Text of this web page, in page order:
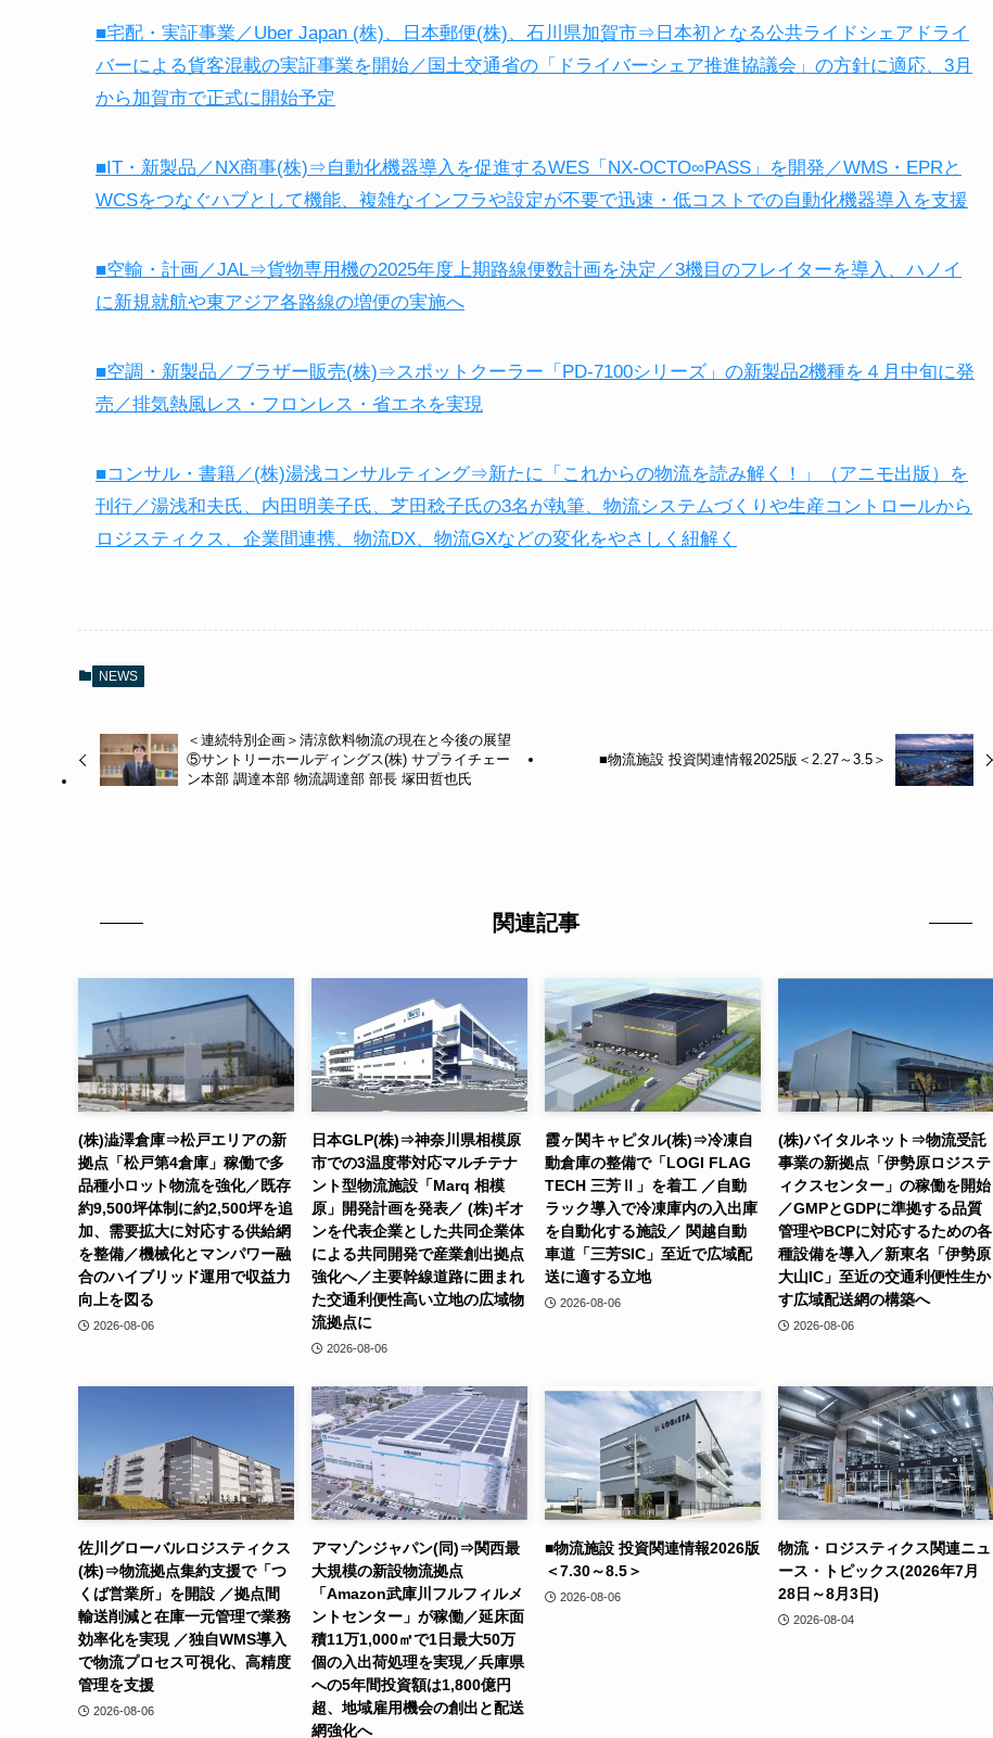
■宅配・実証事業／Uber Japan (株)、日本郵便(株)、石川県加賀市⇒日本初となる公共ライドシェアドライ
バーによる貨客混載の実証事業を開始／国土交通省の「ドライバーシェア推進協議会」の方針に適応、3月
から加賀市で正式に開始予定
■IT・新製品／NX商事(株)⇒自動化機器導入を促進するWES「NX-OCTO∞PASS」を開発／WMS・EPRと
WCSをつなぐハブとして機能、複雑なインフラや設定が不要で迅速・低コストでの自動化機器導入を支援
■空輸・計画／JAL⇒貨物専用機の2025年度上期路線便数計画を決定／3機目のフレイターを導入、ハノイ
に新規就航や東アジア各路線の増便の実施へ
■空調・新製品／ブラザー販売(株)⇒スポットクーラー「PD-7100シリーズ」の新製品2機種を４月中旬に発
売／排気熱風レス・フロンレス・省エネを実現
■コンサル・書籍／(株)湯浅コンサルティング⇒新たに「これからの物流を読み解く！」（アニモ出版）を
刊行／湯浅和夫氏、内田明美子氏、芝田稔子氏の3名が執筆、物流システムづくりや生産コントロールから
ロジスティクス、企業間連携、物流DX、物流GXなどの変化をやさしく紐解く
NEWS
＜連続特別企画＞清涼飲料物流の現在と今後の展望
⑤サントリーホールディングス(株) サプライチェー
ン本部 調達本部 物流調達部 部長 塚田哲也氏
■物流施設 投資関連情報2025版＜2.27～3.5＞
関連記事
(株)澁澤倉庫⇒松戸エリアの新
拠点「松戸第4倉庫」稼働で多
品種小ロット物流を強化／既存
約9,500坪体制に約2,500坪を追
加、需要拡大に対応する供給網
を整備／機械化とマンパワー融
合のハイブリッド運用で収益力
向上を図る
2026-08-06
日本GLP(株)⇒神奈川県相模原
市での3温度帯対応マルチテナ
ント型物流施設「Marq 相模
原」開発計画を発表／ (株)ギオ
ンを代表企業とした共同企業体
による共同開発で産業創出拠点
強化へ／主要幹線道路に囲まれ
た交通利便性高い立地の広域物
流拠点に
2026-08-06
霞ヶ関キャピタル(株)⇒冷凍自
動倉庫の整備で「LOGI FLAG
TECH 三芳Ⅱ」を着工 ／自動
ラック導入で冷凍庫内の入出庫
を自動化する施設／ 関越自動
車道「三芳SIC」至近で広域配
送に適する立地
2026-08-06
(株)バイタルネット⇒物流受託
事業の新拠点「伊勢原ロジステ
ィクスセンター」の稼働を開始
／GMPとGDPに準拠する品質
管理やBCPに対応するための各
種設備を導入／新東名「伊勢原
大山IC」至近の交通利便性生か
す広域配送網の構築へ
2026-08-06
佐川グローバルロジスティクス
(株)⇒物流拠点集約支援で「つ
くば営業所」を開設 ／拠点間
輸送削減と在庫一元管理で業務
効率化を実現 ／独自WMS導入
で物流プロセス可視化、高精度
管理を支援
2026-08-06
アマゾンジャパン(同)⇒関西最
大規模の新設物流拠点
「Amazon武庫川フルフィルメ
ントセンター」が稼働／延床面
積11万1,000㎡で1日最大50万
個の入出荷処理を実現／兵庫県
への5年間投資額は1,800億円
超、地域雇用機会の創出と配送
網強化へ
■物流施設 投資関連情報2026版
＜7.30～8.5＞
2026-08-06
物流・ロジスティクス関連ニュ
ース・トピックス(2026年7月
28日～8月3日)
2026-08-04